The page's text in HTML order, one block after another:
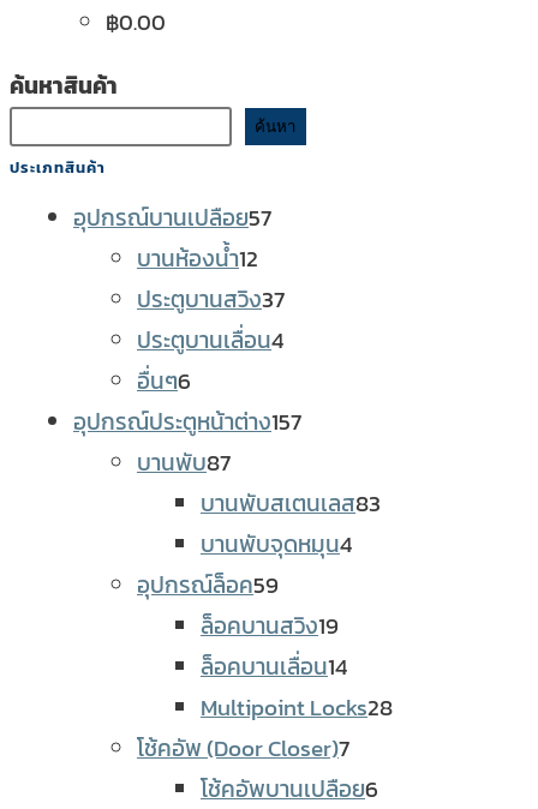
฿0.00
ค้นหาสินค้า
ค้นหา
ประเภทสินค้า
อุปกรณ์บานเปลือย5757
บานห้องน้ำ12
products
ประตูบานสวิง3737
ประตูบานเลื่อน44
อื่นๆ6
products
อุปกรณ์ประตูหน้าต่าง157157
บานพับ8787
products
บานพับสเตนเลส83
บานพับจุดหมุน44
อุปกรณ์ล็อค59
products
ล็อคบานสวิง19
products
ล็อคบานเลื่อน1414
products
Multipoint Locks2828
โช้คอัพ (Door Closer)77
products
โช้คอัพบานเปลือย6